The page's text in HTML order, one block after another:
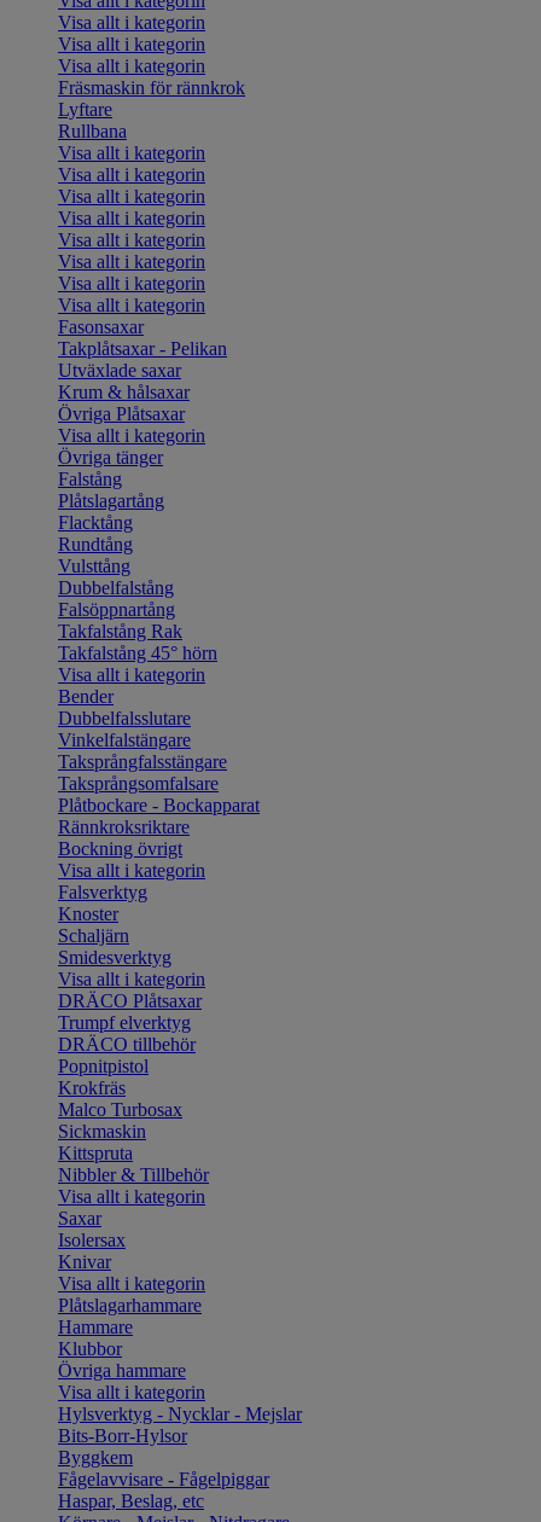
Visa allt i kategorin
Visa allt i kategorin
Visa allt i kategorin
Fräsmaskin för rännkrok
Lyftare
Rullbana
Visa allt i kategorin
Visa allt i kategorin
Visa allt i kategorin
Visa allt i kategorin
Visa allt i kategorin
Visa allt i kategorin
Visa allt i kategorin
Visa allt i kategorin
Fasonsaxar
Takplåtsaxar - Pelikan
Utväxlade saxar
Krum & hålsaxar
Övriga Plåtsaxar
Visa allt i kategorin
Övriga tänger
Falstång
Plåtslagartång
Flacktång
Rundtång
Vulsttång
Dubbelfalstång
Falsöppnartång
Takfalstång Rak
Takfalstång 45° hörn
Visa allt i kategorin
Bender
Dubbelfalsslutare
Vinkelfalstängare
Taksprångfalsstängare
Taksprångsomfalsare
Plåtbockare - Bockapparat
Rännkroksriktare
Bockning övrigt
Visa allt i kategorin
Falsverktyg
Knoster
Schaljärn
Smidesverktyg
Visa allt i kategorin
DRÄCO Plåtsaxar
Trumpf elverktyg
DRÄCO tillbehör
Popnitpistol
Krokfräs
Malco Turbosax
Sickmaskin
Kittspruta
Nibbler & Tillbehör
Visa allt i kategorin
Saxar
Isolersax
Knivar
Visa allt i kategorin
Plåtslagarhammare
Hammare
Klubbor
Övriga hammare
Visa allt i kategorin
Hylsverktyg - Nycklar - Mejslar
Bits-Borr-Hylsor
Byggkem
Fågelavvisare - Fågelpiggar
Haspar, Beslag, etc